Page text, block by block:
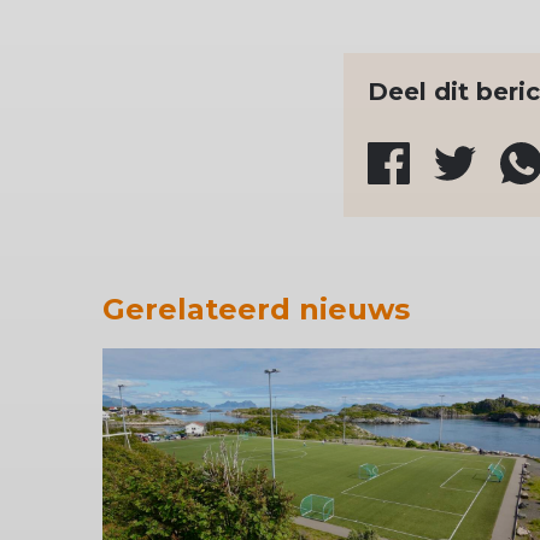
Deel dit
Gerelateerd nieuws